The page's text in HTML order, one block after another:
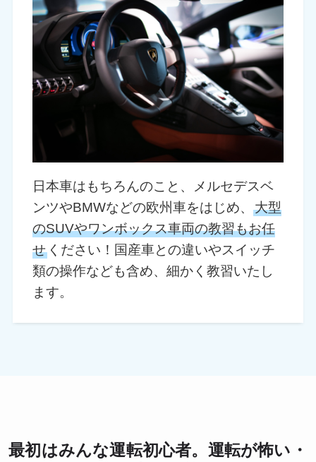
日本車はもちろんのこと、メルセデスベ
ンツやBMWなどの欧州車をはじめ、大型
のSUVやワンボックス車両の教習もお任
せ ください！国産車との違いやスイッチ
類の操作なども含め、細かく教習いたし
ます。
最初はみんな運転初心者。運転が怖い・